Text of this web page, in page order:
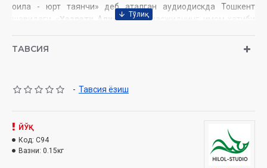
оила - юрт таянчи» деб аталган аудиодискда Тошкент
шаҳридаги
«Ҳазрати Али»номли масжиднинг имом-хатиби
тарзда баён этган маърузалари ўрин олган.
Нашриёт: «SEMURG’ MEDIA» МЧЖ
2. Мустаҳкам оила - муқаддас даргоҳ
3. Қариндошлик ришталари узилмасин
ТАВСИЯ
- Тавсия ёзиш
ЙЎҚ
Код: C94
Вазни: 0.15кг